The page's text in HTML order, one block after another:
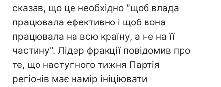
сказав, що це необхідно "щоб влада
працювала ефективно і щоб вона
працювала на всю країну, а не на її
частину". Лідер фракції повідомив про
те, що наступного тижня Партія
регіонів має намір ініціювати